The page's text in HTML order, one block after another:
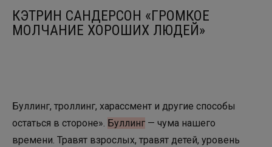
КЭТРИН САНДЕРСОН «ГРОМКОЕ
МОЛЧАНИЕ ХОРОШИХ ЛЮДЕЙ»
Буллинг, троллинг, харассмент и другие способы
остаться в стороне». Буллинг — чума нашего
времени. Травят взрослых, травят детей, уровень